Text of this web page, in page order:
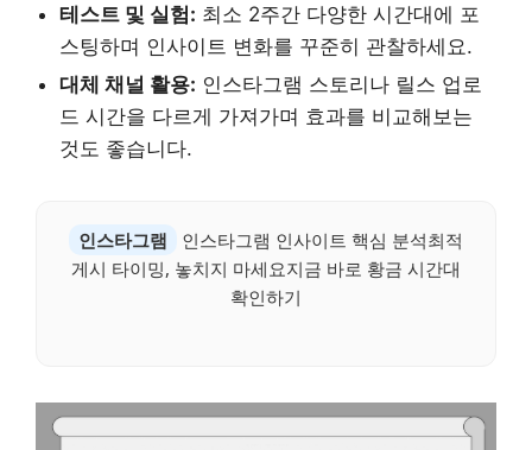
테스트 및 실험: 최소 2주간 다양한 시간대에 포
스팅하며 인사이트 변화를 꾸준히 관찰하세요.
대체 채널 활용: 인스타그램 스토리나 릴스 업로
드 시간을 다르게 가져가며 효과를 비교해보는
것도 좋습니다.
인스타그램
인스타그램 인사이트 핵심 분석최적
게시 타이밍, 놓치지 마세요지금 바로 황금 시간대
확인하기